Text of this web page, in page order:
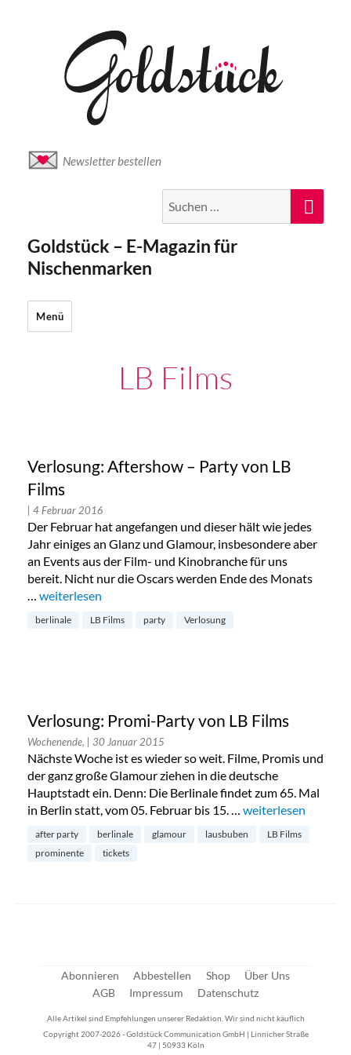
Newsletter bestellen
nach:
Goldstück – E-Magazin für
Nischenmarken
Menü
LB Films
Verlosung: Aftershow – Party von LB
Films
| 4 Februar 2016
Der Februar hat angefangen und dieser hält wie jedes
Jahr einiges an Glanz und Glamour, insbesondere aber
an Events aus der Film- und Kinobranche für uns
bereit. Nicht nur die Oscars werden Ende des Monats
… „Verlosung: Aftershow – Party von LB Films“
weiterlesen
berlinale LB Films party Verlosung
Verlosung: Promi-Party von LB Films
Wochenende, | 30 Januar 2015
Nächste Woche ist es wieder so weit. Filme, Promis und
der ganz große Glamour ziehen in die deutsche
Hauptstadt ein. Denn: Die Berlinale findet zum 65. Mal
in Berlin statt, vom 05. Februar bis 15. … „Verlosung: Promi-
weiterlesen
after party berlinale glamour lausbuben
LB Films
prominente
tickets
Abonnieren Abbestellen Shop
Über Uns
AGB
Impressum Datenschutz
Alle Artikel sind Empfehlungen unserer Redaktion. Wir sind nicht käuflich
Copyright 2007-2026 - Goldstück Communication GmbH | Linnicher Straße
47 | 50933 Köln